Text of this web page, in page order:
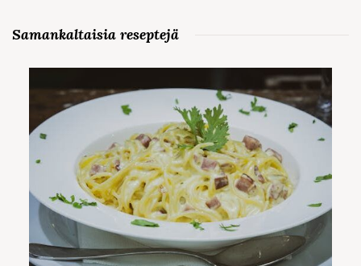
Samankaltaisia reseptejä